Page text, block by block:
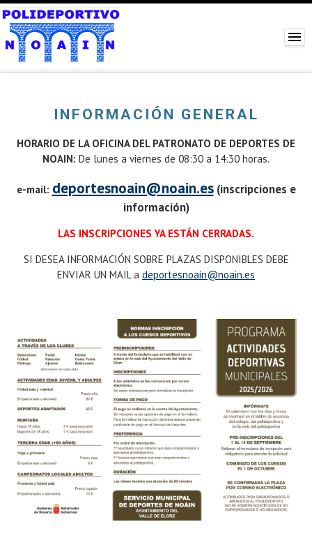
INFORMACIÓN GENERAL
HORARIO DE LA OFICINA DEL PATRONATO DE DEPORTES DE
NOAIN: De lunes a viernes de 08:30 a 14:30 horas.
e-mail: deportesnoain@noain.es(inscripciones e
información)
LAS INSCRIPCIONES YA ESTÁN CERRADAS.
SI DESEA INFORMACIÓN SOBRE PLAZAS DISPONIBLES DEBE
ENVIAR UN MAIL a deportesnoain@noain.es